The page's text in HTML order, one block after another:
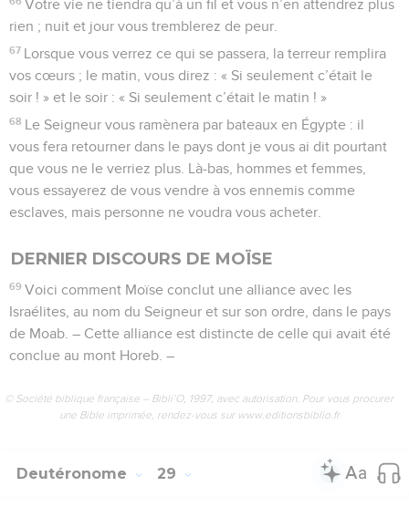
Votre vie ne tiendra qu’à un fil et vous n’en attendrez plus
rien ; nuit et jour vous tremblerez de peur.
67 Lorsque vous verrez ce qui se passera, la terreur remplira
vos cœurs ; le matin, vous direz : « Si seulement c’était le
soir ! » et le soir : « Si seulement c’était le matin ! »
68 Le Seigneur vous ramènera par bateaux en Égypte : il
vous fera retourner dans le pays dont je vous ai dit pourtant
que vous ne le verriez plus. Là-bas, hommes et femmes,
vous essayerez de vous vendre à vos ennemis comme
esclaves, mais personne ne voudra vous acheter.
DERNIER DISCOURS DE MOÏSE
69 Voici comment Moïse conclut une alliance avec les
Israélites, au nom du Seigneur et sur son ordre, dans le pays
de Moab. – Cette alliance est distincte de celle qui avait été
conclue au mont Horeb. –
© Société biblique française – Bibli’O, 1997, avec autorisation. Pour vous procurer
une Bible imprimée, rendez-vous sur www.editionsbiblio.fr
Deutéronome 29